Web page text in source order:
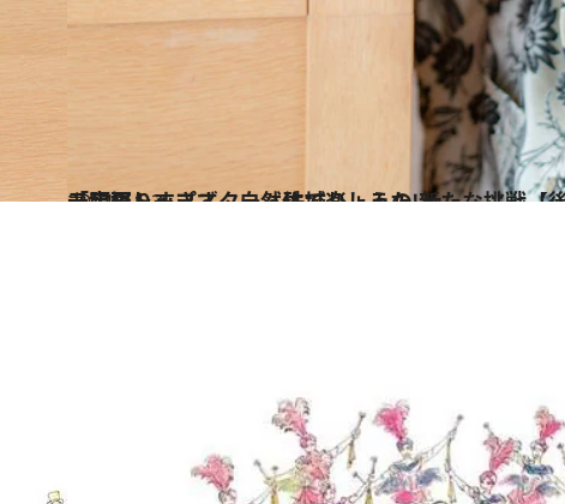
2021.11.3
元宝塚トップスター・珠城りょうの 新たな挑戦【後編・動画あり】 「頑張りすぎず、自然体で楽しみたい」
カルチャー